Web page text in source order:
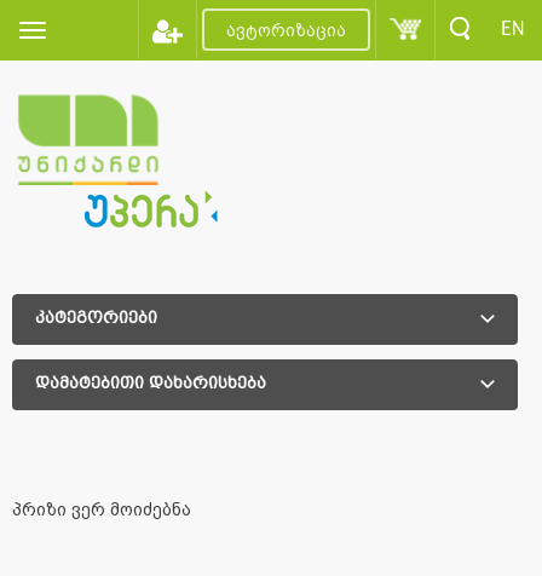
ავტორიზაცია EN
კატეგორიები
დამატებითი დახარისხება
პრიზი ვერ მოიძებნა